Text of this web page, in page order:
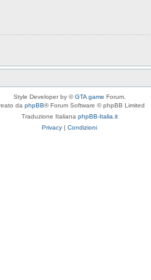
Style Developer by ©GTA game Forum.
da phpBB® Forum Software © phpBB Limited
Traduzione Italiana phpBB-Italia.it
Privacy | Condizioni